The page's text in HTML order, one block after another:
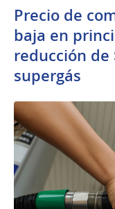
Precio de
baja en
reducción de
supergás